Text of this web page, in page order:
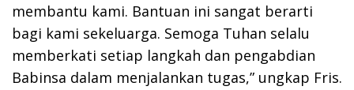
membantu kami. Bantuan ini sangat berarti
bagi kami sekeluarga. Semoga Tuhan selalu
memberkati setiap langkah dan pengabdian
Babinsa dalam menjalankan tugas,” ungkap Fris.